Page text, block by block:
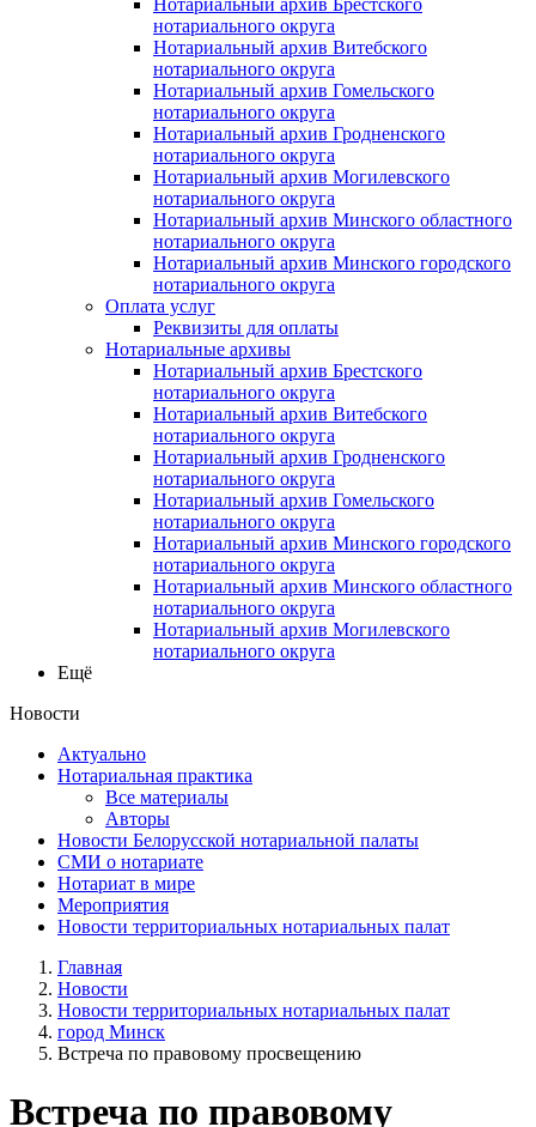
нотариального округа
Нотариальный архив Витебского
нотариального округа
Нотариальный архив Гомельского
нотариального округа
Нотариальный архив Гродненского
нотариального округа
Нотариальный архив Могилевского
нотариального округа
Нотариальный архив Минского областного
нотариального округа
Нотариальный архив Минского городского
нотариального округа
Оплата услуг
Реквизиты для оплаты
Нотариальные архивы
Нотариальный архив Брестского
нотариального округа
Нотариальный архив Витебского
нотариального округа
Нотариальный архив Гродненского
нотариального округа
Нотариальный архив Гомельского
нотариального округа
Нотариальный архив Минского городского
нотариального округа
Нотариальный архив Минского областного
нотариального округа
Нотариальный архив Могилевского
нотариального округа
Ещё
Новости
Актуально
Нотариальная практика
Все материалы
Авторы
Новости Белорусской нотариальной палаты
СМИ о нотариате
Нотариат в мире
Мероприятия
Новости территориальных нотариальных палат
Главная
Новости
Новости территориальных нотариальных палат
город Минск
Встреча по правовому просвещению
Встреча по правовому